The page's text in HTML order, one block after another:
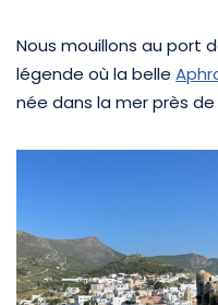
Nous mouillons au port
légende où la belle
née dans la mer près de